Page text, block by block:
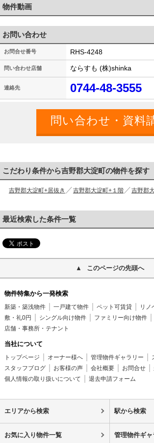
物件動画
お問い合わせ
お問合せ番号 RHS-4248
問い合わせ店舗 ならすも (株)shinka
連絡先 0744-48-3555
こだわり条件から吉野郡大淀町の物件を探す
吉野郡大淀町+居抜き 吉野郡大淀町+１階 吉野郡
最近検索した条件一覧
このページの先頭へ
物件特集から一発検索
新築・築浅物件 一戸建て物件 ペット可賃貸
リノ
敷・礼0円
シングル向け物件
ファミリー向け物件
店舗・事務所・テナント
当社について
トップページ オーナー様へ 管理物件ギャラリー
スタッフブログ
お客様の声 会社概要 お問合せ
個人情報の取り扱いについて
退去申請フォーム
エリアから検索 駅から検索
お気に入り物件一覧 管理物件ギャ